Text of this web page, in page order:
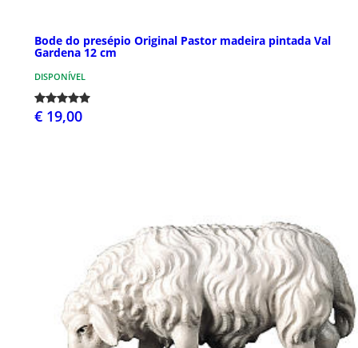
Bode do presépio Original Pastor madeira pintada Val
Gardena 12 cm
DISPONÍVEL
€ 19,00